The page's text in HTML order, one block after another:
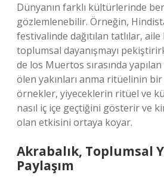
Dünyanın farklı kültürlerinde
gözlemlenebilir. Örneğin,
festivalinde dağıtılan tatlılar, aile
toplumsal dayanışmayı
de los Muertos sırasında
ölen yakınları anma ritüelinin bir
örnekler, yiyeceklerin ritüel ve
nasıl iç içe geçtiğini gösterir ve
olan etkisini ortaya koyar.
Akrabalık, Toplumsal
Paylaşım